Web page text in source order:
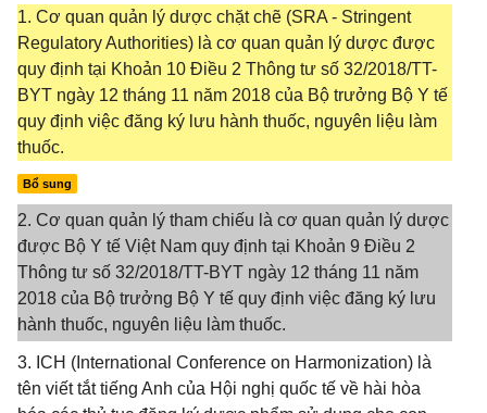
1. Cơ quan quản lý dược chặt chẽ (SRA - Stringent
Regulatory Authorities) là cơ quan quản lý dược được
quy định tại Khoản 10 Điều 2 Thông tư số 32/2018/TT-
BYT ngày 12 tháng 11 năm 2018 của Bộ trưởng Bộ Y tế
quy định việc đăng ký lưu hành thuốc, nguyên liệu làm
thuốc.
Bổ sung
2. Cơ quan quản lý tham chiếu là cơ quan quản lý dược
được Bộ Y tế Việt Nam quy định tại Khoản 9 Điều 2
Thông tư số 32/2018/TT-BYT ngày 12 tháng 11 năm
2018 của Bộ trưởng Bộ Y tế quy định việc đăng ký lưu
hành thuốc, nguyên liệu làm thuốc.
3. ICH (International Conference on Harmonization) là
tên viết tắt tiếng Anh của Hội nghị quốc tế về hài hòa